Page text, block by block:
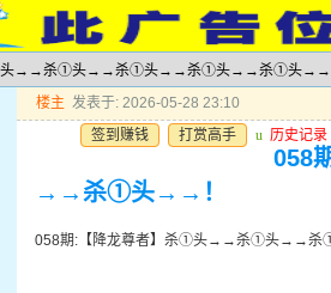
杀①头→→杀①头→→杀①头→→杀①头→→杀①头→→
楼主 发表于: 2026-05-28 23:10
签到赚钱
打赏高手 u 历史记录
058
→→杀①头→→！
058期:【降龙尊者】杀①头→→杀①头